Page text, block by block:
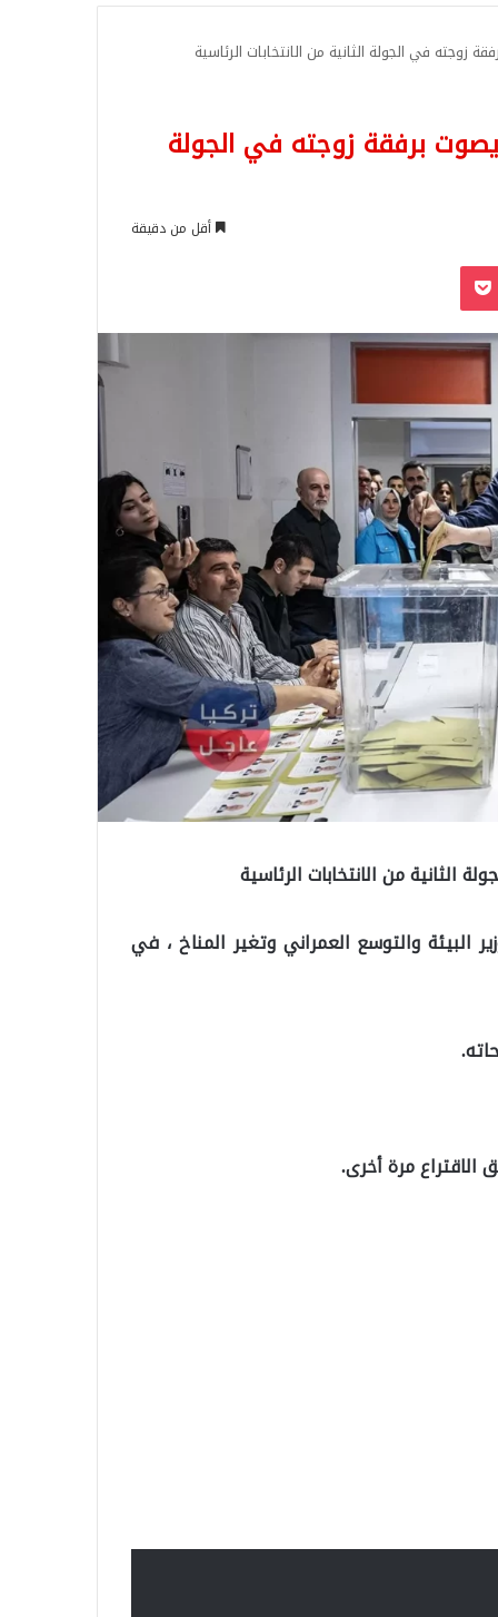
زوجته في الجولة الثانية من الانتخابات الرئاسية
يصوت برفقة زوجته في الجولة
أقل من دقيقة
‫Pocket
الثانية من الانتخابات الرئاسية
البيئة والتوسع العمراني وتغير المناخ ، في
مرة أخرى.